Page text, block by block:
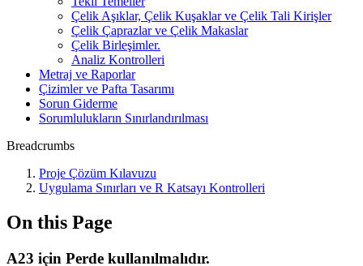
Çelik Aşıklar, Çelik Kuşaklar ve Çelik Tali Kirişler
Çelik Çaprazlar ve Çelik Makaslar
Çelik Birleşimler.
Analiz Kontrolleri
Metraj ve Raporlar
Çizimler ve Pafta Tasarımı
Sorun Giderme
Sorumlulukların Sınırlandırılması
Breadcrumbs
Proje Çözüm Kılavuzu
Uygulama Sınırları ve R Katsayı Kontrolleri
On this Page
A23 için Perde kullanılmalıdır.